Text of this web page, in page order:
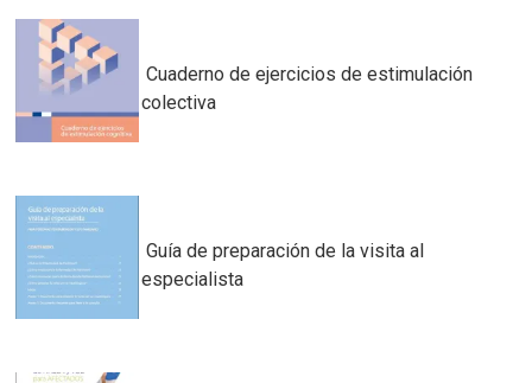
Cuaderno de ejercicios de estimulación
colectiva
Guía de preparación de la visita al
especialista